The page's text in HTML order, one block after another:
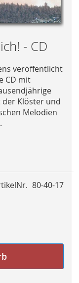
- CD
veröffentlicht
CD mit
der Klöster und
Melodien
80-40-17